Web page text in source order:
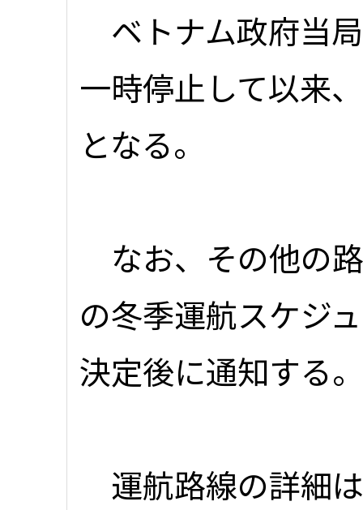
ベトナム政府当
一時停止して以来
となる。
なお、その他の
の冬季運航スケジ
決定後に通知する。
運航路線の詳細